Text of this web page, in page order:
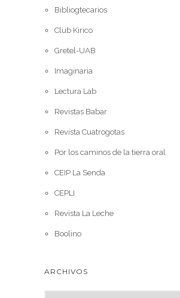
Bibliogtecarios
Club Kirico
Gretel-UAB
Imaginaria
Lectura Lab
Revistas Babar
Revista Cuatrogotas
Por los caminos de la tierra oral
CEIP La Senda
CEPLI
Revista La Leche
Boolino
ARCHIVOS